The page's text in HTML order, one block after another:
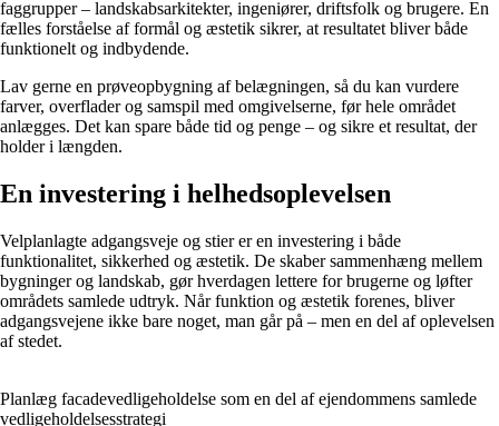
faggrupper – landskabsarkitekter, ingeniører, driftsfolk og brugere. En
fælles forståelse af formål og æstetik sikrer, at resultatet bliver både
funktionelt og indbydende.
Lav gerne en prøveopbygning af belægningen, så du kan vurdere
farver, overflader og samspil med omgivelserne, før hele området
anlægges. Det kan spare både tid og penge – og sikre et resultat, der
holder i længden.
En investering i helhedsoplevelsen
Velplanlagte adgangsveje og stier er en investering i både
funktionalitet, sikkerhed og æstetik. De skaber sammenhæng mellem
bygninger og landskab, gør hverdagen lettere for brugerne og løfter
områdets samlede udtryk. Når funktion og æstetik forenes, bliver
adgangsvejene ikke bare noget, man går på – men en del af oplevelsen
af stedet.
Planlæg facadevedligeholdelse som en del af ejendommens samlede
vedligeholdelsesstrategi